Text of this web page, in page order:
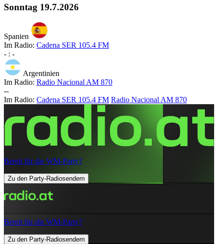
Sonntag 19.7.2026
Spanien
Im Radio: Cadena SER 105.4 FM
- : -
Argentinien
Im Radio: Radio Nacional AM 870
--
Im Radio: Cadena SER 105.4 FM Radio Nacional AM 870
Bereit für die WM-Party?
Zu den Party-Radiosendern
Bereit für die WM-Party?
Zu den Party-Radiosendern